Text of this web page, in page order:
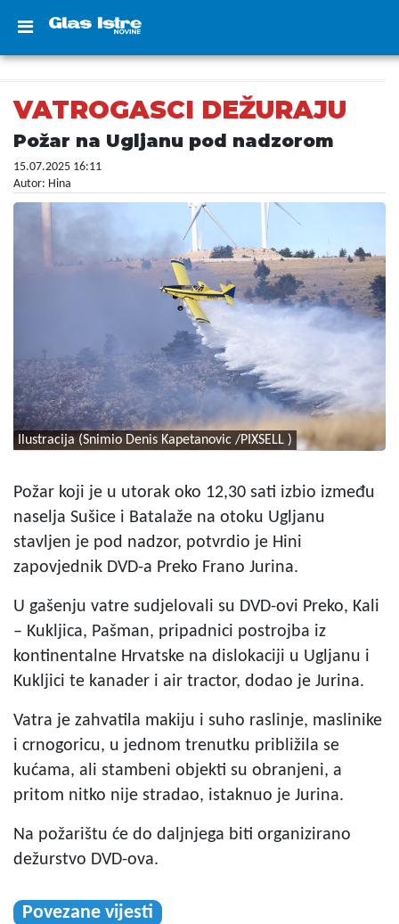
VATROGASCI DEŽURAJU
Požar na Ugljanu pod nadzorom
15.07.2025 16:11
Autor: Hina
Ilustracija (Snimio Denis Kapetanovic /PIXSELL )
Požar koji je u utorak oko 12,30 sati izbio između
naselja Sušice i Batalaže na otoku Ugljanu
stavljen je pod nadzor, potvrdio je Hini
zapovjednik DVD-a Preko Frano Jurina.
U gašenju vatre sudjelovali su DVD-ovi Preko, Kali
– Kukljica, Pašman, pripadnici postrojba iz
kontinentalne Hrvatske na dislokaciji u Ugljanu i
Kukljici te kanader i air tractor, dodao je Jurina.
Vatra je zahvatila makiju i suho raslinje, maslinike
i crnogoricu, u jednom trenutku približila se
kućama, ali stambeni objekti su obranjeni, a
pritom nitko nije stradao, istaknuo je Jurina.
Na požarištu će do daljnjega biti organizirano
dežurstvo DVD-ova.
Povezane vijesti